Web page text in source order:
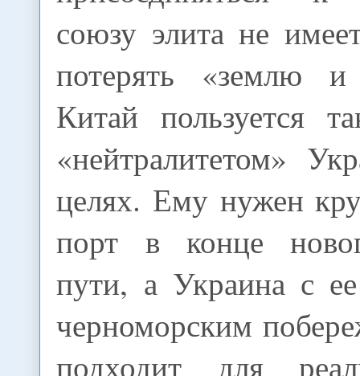
союзу элита не
потерять «землю и
Китай пользуется
«нейтралитетом»
целях. Ему нужен
порт в конце
пути, а Украина с
черноморским
подходит для